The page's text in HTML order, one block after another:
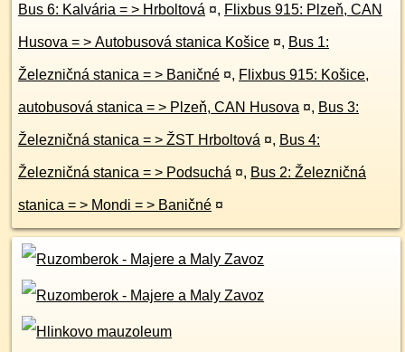
Bus 6: Kalvária = > Hrboltová ¤, Flixbus 915: Plzeň, CAN
Husova = > Autobusová stanica Košice ¤, Bus 1:
Železničná stanica = > Baničné ¤, Flixbus 915: Košice,
autobusová stanica = > Plzeň, CAN Husova ¤, Bus 3:
Železničná stanica = > ŽST Hrboltová ¤, Bus 4:
Železničná stanica = > Podsuchá ¤, Bus 2: Železničná
stanica = > Mondi = > Baničné ¤